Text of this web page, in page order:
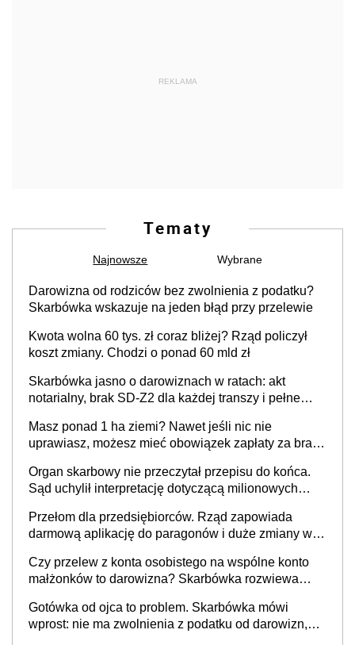
REKLAMA
Tematy
Najnowsze Wybrane
Darowizna od rodziców bez zwolnienia z podatku?
Skarbówka wskazuje na jeden błąd przy przelewie
Kwota wolna 60 tys. zł coraz bliżej? Rząd policzył
koszt zmiany. Chodzi o ponad 60 mld zł
Skarbówka jasno o darowiznach w ratach: akt
notarialny, brak SD-Z2 dla każdej transzy i pełne
Masz ponad 1 ha ziemi? Nawet jeśli nic nie
uprawiasz, możesz mieć obowiązek zapłaty za brak
Organ skarbowy nie przeczytał przepisu do końca.
Sąd uchylił interpretację dotyczącą milionowych
Przełom dla przedsiębiorców. Rząd zapowiada
darmową aplikację do paragonów i duże zmiany w
Czy przelew z konta osobistego na wspólne konto
małżonków to darowizna? Skarbówka rozwiewa
Gotówka od ojca to problem. Skarbówka mówi
wprost: nie ma zwolnienia z podatku od darowizn,